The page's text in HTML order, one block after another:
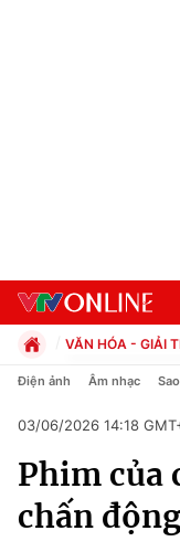
Chuyên mục
Chính trị
VĂN HÓA - GIẢI
Chính trị
Pháp luật
Kinh tế
Thể thao
Truyền hình
Điện ảnh Âm nhạc Sao
03/06/2026 14:18
Phim của
chấn